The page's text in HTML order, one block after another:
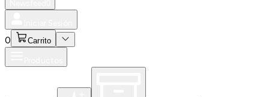
0 Carrito